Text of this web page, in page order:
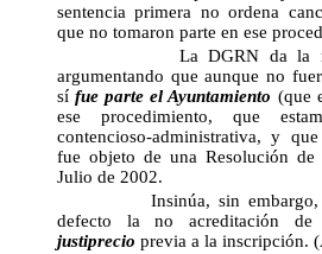
sentencia primera no ordena
que no tomaron parte en ese
La DGRN da la razón
argumentando que aunque no
sífue parte el Ayuntamiento (que
ese procedimiento, que
contencioso-administrativa, y
fue objeto de una Resolución
Julio de 2002.
Insinúa, sin embargo,
defecto la no acreditación
justiprecio previa a la inscripción.